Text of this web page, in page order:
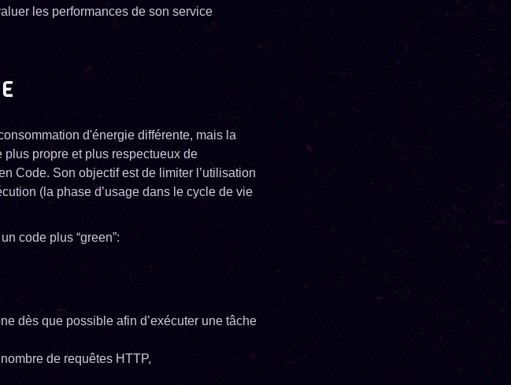
les performances de son service
d'énergie différente, mais la
propre et plus respectueux de
Code. Son objectif est de limiter l’utilisation
(la phase d’usage dans le cycle de vie
code plus “green”:
dès que possible afin d’exécuter une tâche
de requêtes HTTP,